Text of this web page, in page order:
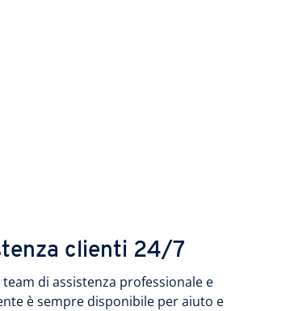
clienti 24/7
di assistenza professionale e
è sempre disponibile per aiuto e